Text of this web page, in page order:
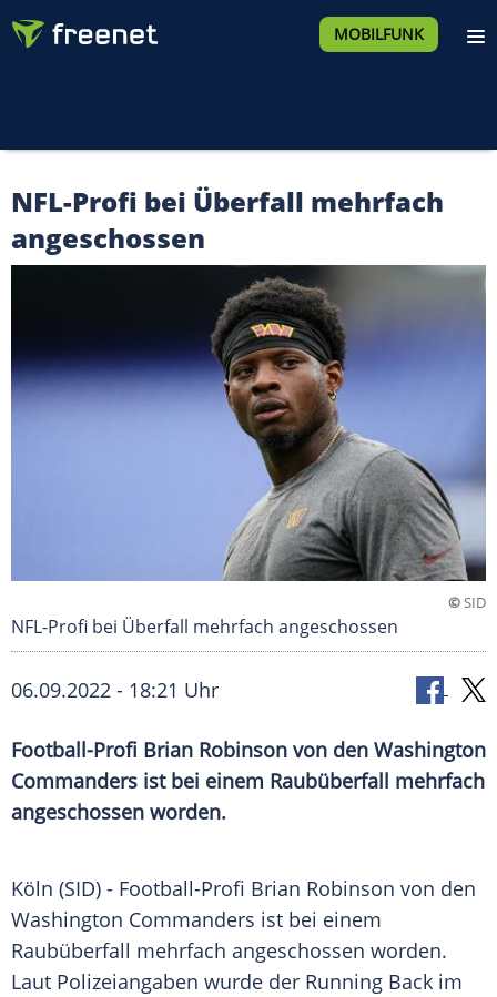
MOBILFUNK
NFL-Profi bei Überfall mehrfach
angeschossen
©SID
NFL-Profi bei Überfall mehrfach angeschossen
06.09.2022 - 18:21 Uhr
Football-Profi Brian Robinson von den Washington
Commanders ist bei einem Raubüberfall mehrfach
angeschossen worden.
Köln (SID) - Football-Profi Brian Robinson von den
Washington Commanders ist bei einem
Raubüberfall mehrfach angeschossen worden.
Laut Polizeiangaben wurde der Running Back im